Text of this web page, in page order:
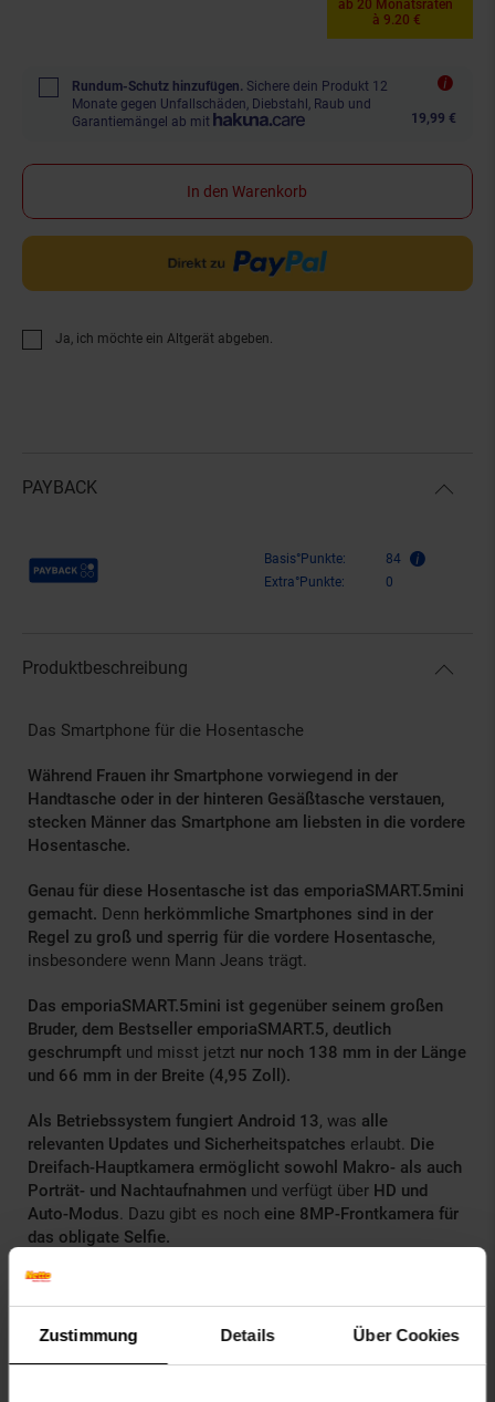
Zustimmung Details Über Cookies
ab 20 Monatsraten
à 9.20 €
Rundum-Schutz hinzufügen. Sichere dein Produkt 12
Monate gegen Unfallschäden, Diebstahl, Raub und
Garantiemängel ab mit
19,99 €
In den Warenkorb
Ja, ich möchte ein Altgerät abgeben.
PAYBACK
Payback Punkte Basis°Punkte:
84
Extra°Punkte:
0
Produktbeschreibung
Das Smartphone für die Hosentasche
Während Frauen ihr Smartphone vorwiegend in der
Handtasche oder in der hinteren Gesäßtasche verstauen,
stecken Männer das Smartphone am liebsten in die vordere
Hosentasche.
Genau für diese Hosentasche ist das emporiaSMART.5mini
gemacht. Denn herkömmliche Smartphones sind in der
Regel zu groß und sperrig für die vordere Hosentasche,
insbesondere wenn Mann Jeans trägt.
Das emporiaSMART.5mini ist gegenüber seinem großen
Bruder, dem Bestseller emporiaSMART.5, deutlich
geschrumpft und misst jetzt nur noch 138 mm in der Länge
und 66 mm in der Breite (4,95 Zoll).
Als Betriebssystem fungiert Android 13, was alle
relevanten Updates und Sicherheitspatches erlaubt. Die
Dreifach-Hauptkamera ermöglicht sowohl Makro- als auch
Porträt- und Nachtaufnahmen und verfügt über HD und
Auto-Modus. Dazu gibt es noch eine 8MP-Frontkamera für
das obligate Selfie.
Für den nötigen Speed sorgt der Octa Core Prozessor mit
4GB RAM und 64 GB ROM.
bewährter emporia-Menüführung und großer, gut